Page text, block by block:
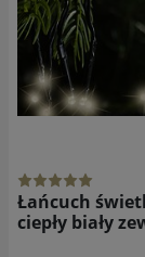
Łańcuch
ciepły biały